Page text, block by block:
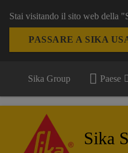
Stai visitando il sito web della
PASSARE A SIKA
Sika Group Paese
Sika